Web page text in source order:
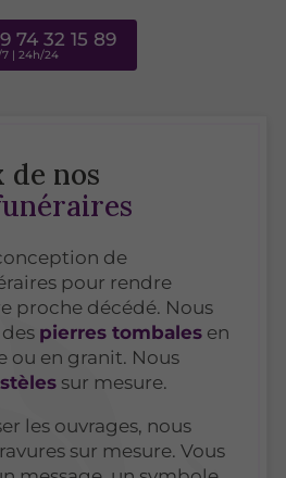
74 32 15 89
de nos
de
pour rendre
proche décédé. Nous
pierres tombales en
ou en granit. Nous
stèles sur mesure.
les ouvrages, nous
sur mesure. Vous